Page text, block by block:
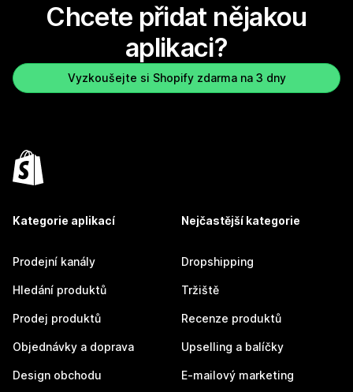
Chcete přidat nějakou
aplikaci?
Vyzkoušejte si Shopify zdarma na 3 dny
Kategorie aplikací
Prodejní kanály
Hledání produktů
Prodej produktů
Objednávky a doprava
Design obchodu
Nejčastější kategorie
Dropshipping
Tržiště
Recenze produktů
Upselling a balíčky
E-mailový marketing